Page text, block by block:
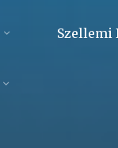
Szellemi